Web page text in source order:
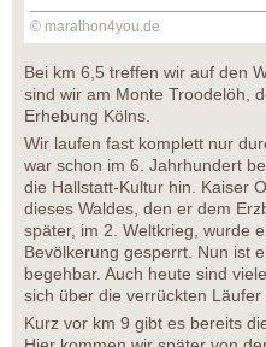
© marathon4you.de
Bei km 6,5 treffen wir auf den
sind wir am Monte Troodelöh,
Erhebung Kölns.
Wir laufen fast komplett nur
war schon im 6. Jahrhundert
die Hallstatt-Kultur hin. Kaiser
dieses Waldes, den er dem
später, im 2. Weltkrieg, wurde
Bevölkerung gesperrt. Nun ist
begehbar. Auch heute sind
sich über die verrückten Läufer
Kurz vor km 9 gibt es bereits